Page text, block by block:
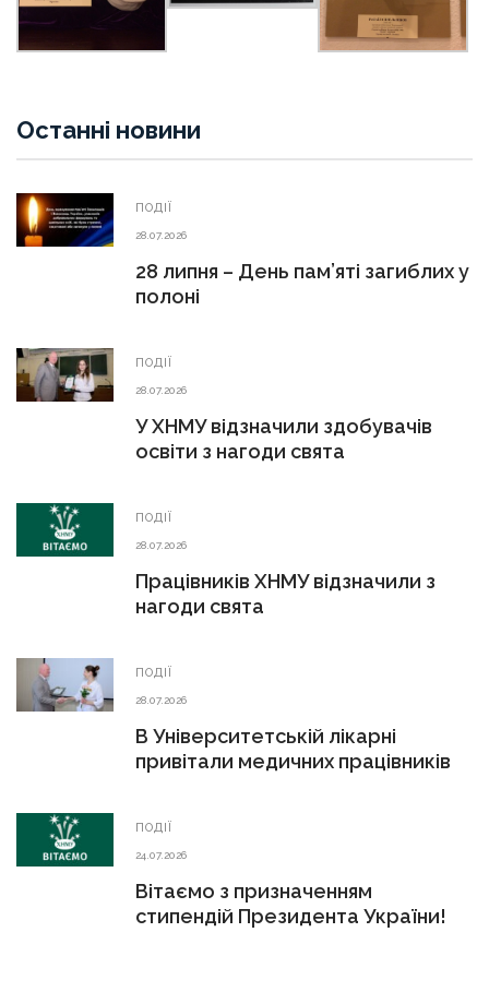
Останні новини
ПОДІЇ
28.07.2026
28 липня – День пам’яті загиблих у
полоні
ПОДІЇ
28.07.2026
У ХНМУ відзначили здобувачів
освіти з нагоди свята
ПОДІЇ
28.07.2026
Працівників ХНМУ відзначили з
нагоди свята
ПОДІЇ
28.07.2026
В Університетській лікарні
привітали медичних працівників
ПОДІЇ
24.07.2026
Вітаємо з призначенням
стипендій Президента України!